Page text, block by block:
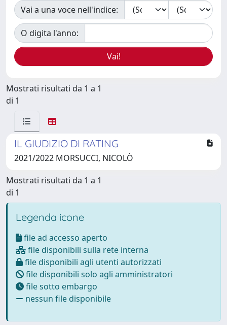
Vai a una voce nell'indice:
O digita l'anno:
Mostrati risultati da 1 a 1
di 1
IL GIUDIZIO DI RATING
2021/2022 MORSUCCI, NICOLÒ
Mostrati risultati da 1 a 1
di 1
Legenda icone
file ad accesso aperto
file disponibili sulla rete interna
file disponibili agli utenti autorizzati
file disponibili solo agli amministratori
file sotto embargo
nessun file disponibile